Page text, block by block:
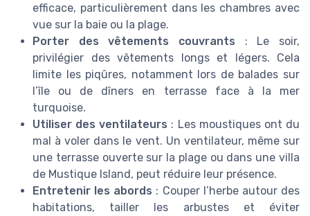
efficace, particulièrement dans les chambres avec
vue sur la baie ou la plage.
Porter des vêtements couvrants : Le soir,
privilégier des vêtements longs et légers. Cela
limite les piqûres, notamment lors de balades sur
l’île ou de dîners en terrasse face à la mer
turquoise.
Utiliser des ventilateurs : Les moustiques ont du
mal à voler dans le vent. Un ventilateur, même sur
une terrasse ouverte sur la plage ou dans une villa
de Mustique Island, peut réduire leur présence.
Entretenir les abords : Couper l’herbe autour des
habitations, tailler les arbustes et éviter